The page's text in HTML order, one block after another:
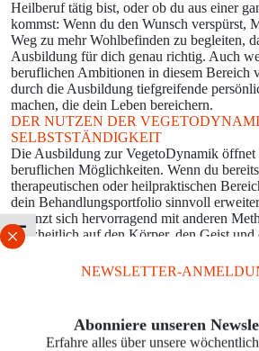
Schrift vergrößern
NEWSLETTER-
Abonniere unseren
Erfahre alles über unsere
Heilberuf tätig bist, oder ob du aus einer
kommst: Wenn du den Wunsch verspürst,
Weg zu mehr Wohlbefinden zu begleiten,
Ausbildung für dich genau richtig. Auch
beruflichen Ambitionen in diesem Bereich
durch die Ausbildung tiefgreifende
machen, die dein Leben bereichern.
DER NUTZEN DER
SELBSTSTÄNDIGKEIT
Die Ausbildung zur VegetoDynamik öffnet
beruflichen Möglichkeiten. Wenn du
therapeutischen oder heilpraktischen
dein Behandlungsportfolio sinnvoll
ergänzt sich hervorragend mit anderen
ganzheitlich auf den Körper, den Geist
kannst du deinen Klient eine noch
anbieten und deine Praxis von anderen
möchten, bietet die VegetoDynamik eine
nicht nur die praktischen Fertigkeiten,
Angebot erfolgreich positionierst und
Ausbildung stehen Dir zahlreiche